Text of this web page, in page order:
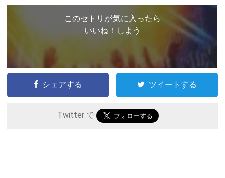
このセトリが気に入ったら
いいね！しよう
シェアする ツイートする
Twitter で